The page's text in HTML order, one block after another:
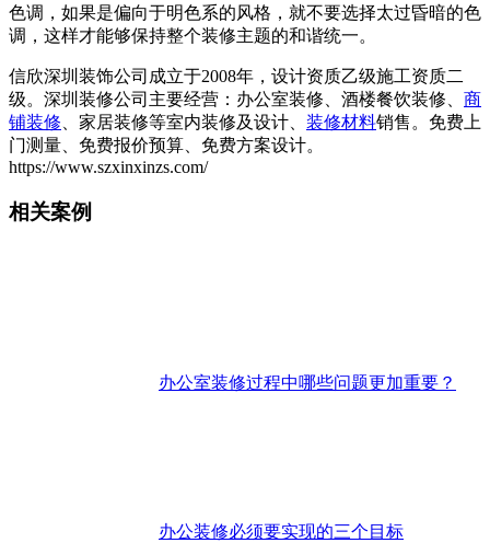
色调，如果是偏向于明色系的风格，就不要选择太过昏暗的色
调，这样才能够保持整个装修主题的和谐统一。
信欣深圳装饰公司成立于2008年，设计资质乙级施工资质二
级。深圳装修公司主要经营：办公室装修、酒楼餐饮装修、 商
铺装修 、家居装修等室内装修及设计、 装修材料销售。免费上
门测量、免费报价预算、免费方案设计。
https://www.szxinxinzs.com/
相关案例
办公室装修过程中哪些问题更加重要？
办公装修必须要实现的三个目标